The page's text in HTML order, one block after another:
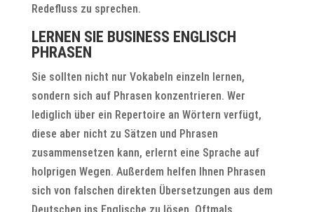
Redefluss zu sprechen.
LERNEN SIE BUSINESS ENGLISCH
PHRASEN
Sie sollten nicht nur Vokabeln einzeln lernen,
sondern sich auf Phrasen konzentrieren. Wer
lediglich über ein Repertoire an Wörtern verfügt,
diese aber nicht zu Sätzen und Phrasen
zusammensetzen kann, erlernt eine Sprache auf
holprigen Wegen. Außerdem helfen Ihnen Phrasen
sich von falschen direkten Übersetzungen aus dem
Deutschen ins Englische zu lösen. Oftmals